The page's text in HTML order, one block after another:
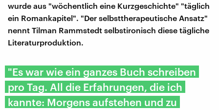
wurde aus "wöchentlich eine Kurzgeschichte" "täglich
ein Romankapitel". "Der selbsttherapeutische Ansatz"
nennt Tilman Rammstedt selbstironisch diese tägliche
Literaturproduktion.
​"Es war wie ein ganzes Buch schreiben
pro Tag. All die Erfahrungen, die ich
kannte: Morgens aufstehen und zu